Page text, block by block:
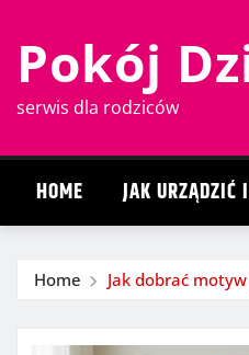
content
Pokój
serwis dla rodziców
HOME JAK URZĄDZIĆ
Home Jak dobrać